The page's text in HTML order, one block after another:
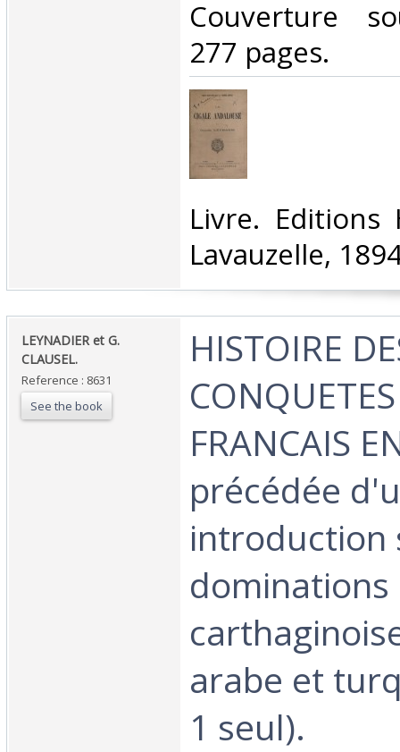
‎Couverture
277 pages.‎
‎Livre. Editions
Lavauzelle,
‎LEYNADIER et G.
CLAUSEL.‎
Reference : 8631
See the book
‎HISTOIRE
FRANCAIS
précédée
introduction
dominations
arabe et
1 seul).‎